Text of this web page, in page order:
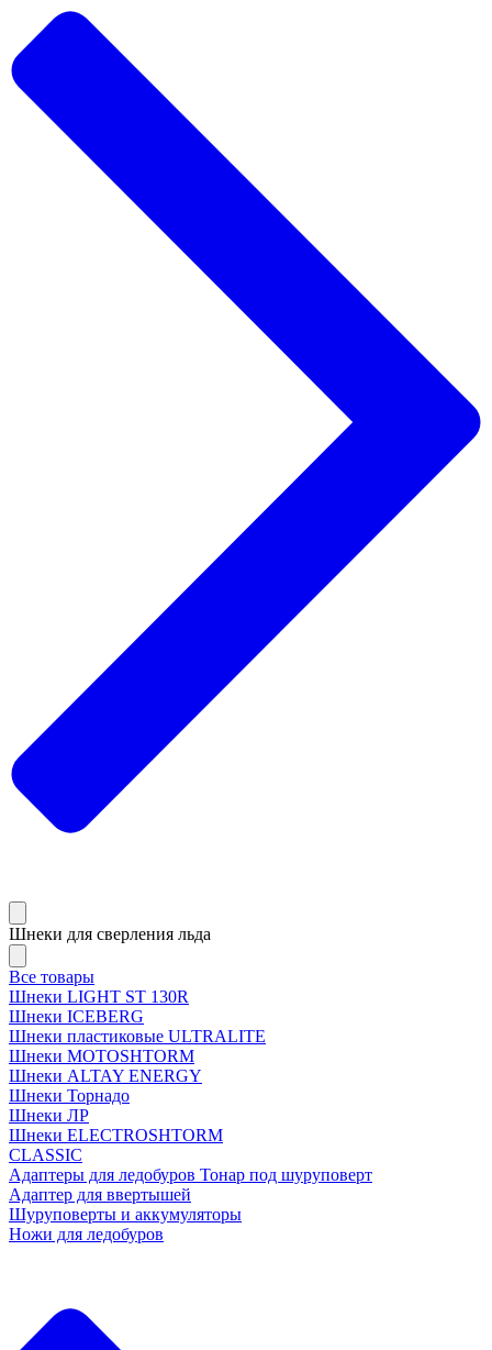
Шнеки для сверления льда
Все товары
Шнеки LIGHT ST 130R
Шнеки ICEBERG
Шнеки пластиковые ULTRALITE
Шнеки MOTOSHTORM
Шнеки ALTAY ENERGY
Шнеки Торнадо
Шнеки ЛР
Шнеки ELECTROSHTORM
CLASSIC
Адаптеры для ледобуров Тонар под шуруповерт
Адаптер для ввертышей
Шуруповерты и аккумуляторы
Ножи для ледобуров